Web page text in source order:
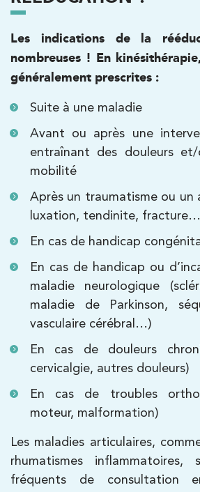
Les indications de la
nombreuses ! En
généralement prescrites :
Suite à une maladie
Avant ou après une
entraînant des douleurs
mobilité
Après un traumatisme ou un
luxation, tendinite,
En cas de handicap
En cas de handicap ou
maladie neurologique
maladie de Parkinson,
vasculaire cérébral…)
En cas de douleurs
cervicalgie, autres douleurs)
En cas de troubles
moteur, malformation)
Les maladies articulaires,
rhumatismes
fréquents de consultation
IK Boulogne – 92
3 Av. André Morizet 92100
3 Av. André Morizet
01 48 25 34 79
PRENDRE RDV
Kinésithérapie
IK Châtenay-Malabry – 92
380 Av. de la Division
Châtenay-Malabry
380 Av. de la Division
Châtenay-Malabry
01 43 50 05 24
PRENDRE RDV
PRENDRE RDV
IK Paris 17 – Villiers
Kinésithérapie